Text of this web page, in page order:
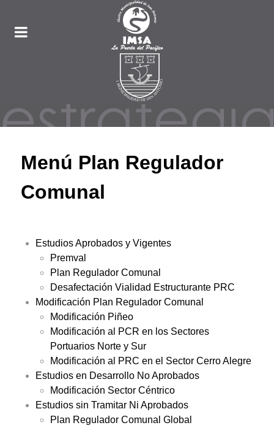
Menú Plan Regulador
Comunal
Estudios Aprobados y Vigentes
Premval
Plan Regulador Comunal
Desafectación Vialidad Estructurante PRC
Modificación Plan Regulador Comunal
Modificación Piñeo
Modificación al PCR en los Sectores
Portuarios Norte y Sur
Modificación al PRC en el Sector Cerro Alegre
Estudios en Desarrollo No Aprobados
Modificación Sector Céntrico
Estudios sin Tramitar Ni Aprobados
Plan Regulador Comunal Global